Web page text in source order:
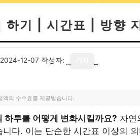
하기 | 시간표 | 방향
2024-12-07 작성자:
액의 수수료를 제공받습니다.
루를 어떻게 변화시킬까요? 자연
다. 이는 단순한 시간표 이상의